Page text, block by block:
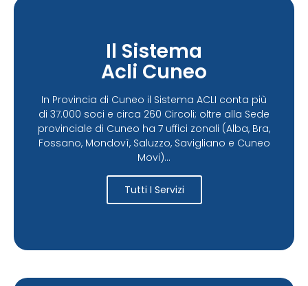
Il Sistema
Acli Cuneo
In Provincia di Cuneo il Sistema ACLI conta più
di 37.000 soci e circa 260 Circoli; oltre alla Sede
provinciale di Cuneo ha 7 uffici zonali (Alba, Bra,
Fossano, Mondovì, Saluzzo, Savigliano e Cuneo
Movi)...
Tutti I Servizi